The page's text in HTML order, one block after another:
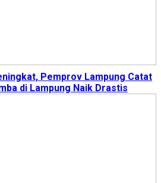
Pemprov Lampung Catat
di Lampung Naik Drastis